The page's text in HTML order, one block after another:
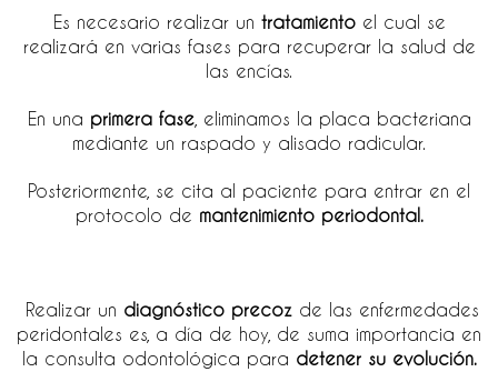
Es necesario realizar un tratamientoel cual se
realizará en varias fases para recuperar la salud de
las encías.
En una primera fase, eliminamos la placa bacteriana
mediante un raspado y alisado radicular.
Posteriormente, se cita al paciente para entrar en el
protocolo de mantenimiento periodontal.
Realizar un diagnóstico precoz de las enfermedades
peridontales es, a día de hoy, de suma importancia en
la consulta odontológica para detener su evolución.